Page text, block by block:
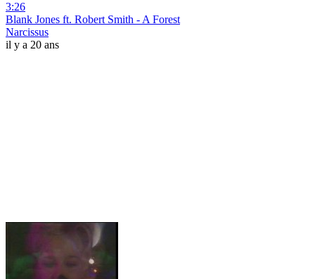
3:26
Blank Jones ft. Robert Smith - A Forest
Narcissus
il y a 20 ans